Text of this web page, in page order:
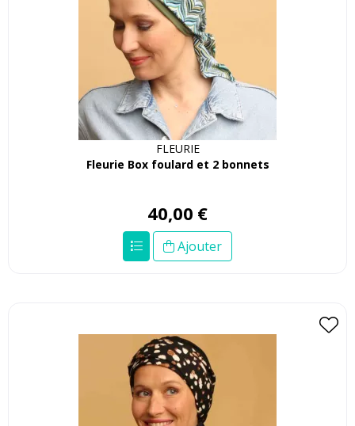
FLEURIE
Fleurie Box foulard et 2 bonnets
40,00 €
Ajouter